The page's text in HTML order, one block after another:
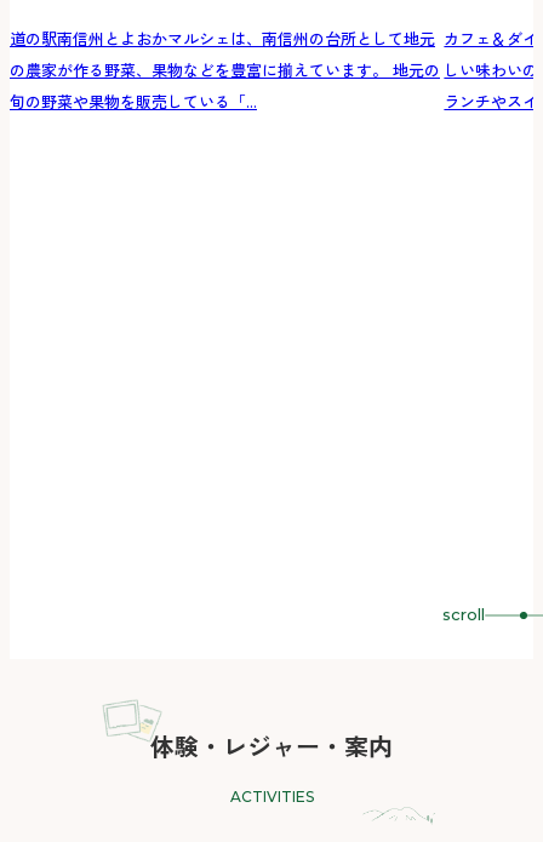
道の駅南信州とよおかマルシェは、南信州の台所として地元
の農家が作る野菜、果物などを豊富に揃えています。 地元の
旬の野菜や果物を販売している「...
カフェ＆ダ
しい味わい
ランチやス
scroll
体験・レジャー・案内
ACTIVITIES